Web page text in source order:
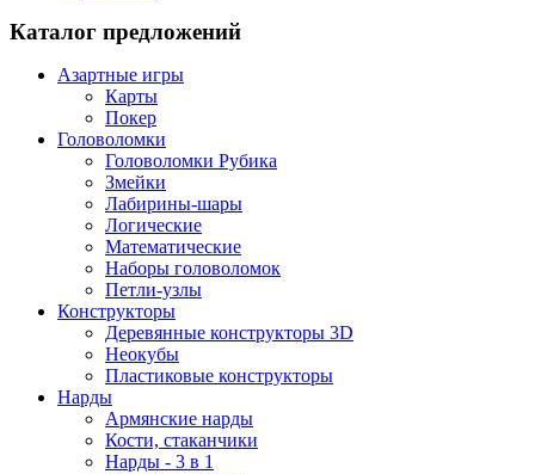
Каталог предложений
Азартные игры
Карты
Покер
Головоломки
Головоломки Рубика
Змейки
Лабирины-шары
Логические
Математические
Наборы головоломок
Петли-узлы
Конструкторы
Деревянные конструкторы 3D
Неокубы
Пластиковые конструкторы
Нарды
Армянские нарды
Кости, стаканчики
Нарды - 3 в 1